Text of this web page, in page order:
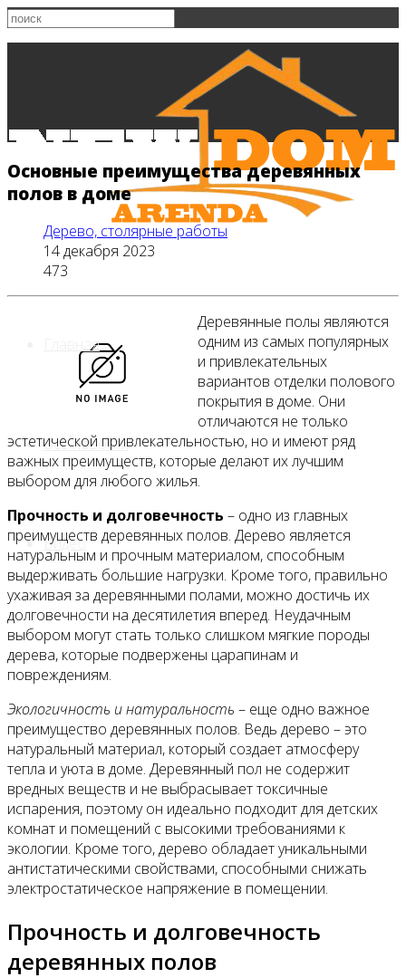
Главная
Все новости
Видео
Основные преимущества деревянных
полов в доме
Дерево, столярные работы
14 декабря 2023
473
Деревянные полы являются
одним из самых популярных
и привлекательных
вариантов отделки полового
покрытия в доме. Они
отличаются не только
эстетической привлекательностью, но и имеют ряд
важных преимуществ, которые делают их лучшим
выбором для любого жилья.
Прочность и долговечность – одно из главных
преимуществ деревянных полов. Дерево является
натуральным и прочным материалом, способным
выдерживать большие нагрузки. Кроме того, правильно
ухаживая за деревянными полами, можно достичь их
долговечности на десятилетия вперед. Неудачным
выбором могут стать только слишком мягкие породы
дерева, которые подвержены царапинам и
повреждениям.
Экологичность и натуральность – еще одно важное
преимущество деревянных полов. Ведь дерево – это
натуральный материал, который создает атмосферу
тепла и уюта в доме. Деревянный пол не содержит
вредных веществ и не выбрасывает токсичные
испарения, поэтому он идеально подходит для детских
комнат и помещений с высокими требованиями к
экологии. Кроме того, дерево обладает уникальными
антистатическими свойствами, способными снижать
электростатическое напряжение в помещении.
Прочность и долговечность
деревянных полов